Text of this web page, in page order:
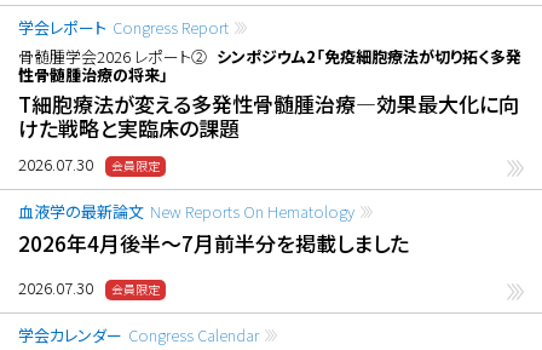
学会レポート Congress Report
骨髄腫学会2026 レポート② シンポジウム2「免疫細胞療法が切り拓く多発
性骨髄腫治療の将来」
T細胞療法が変える多発性骨髄腫治療―効果最大化に向
けた戦略と実臨床の課題
2026.07.30
血液学の最新論文 New Reports On Hematology
2026年4月後半〜7月前半分を掲載しました
2026.07.30
学会カレンダー Congress Calendar